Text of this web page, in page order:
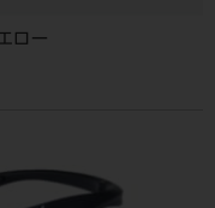
ロー